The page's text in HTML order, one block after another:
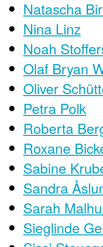
Natascha
Nina Linz
Noah
Olaf Bryan
Oliver
Petra Polk
Roberta
Roxane
Sabine
Sandra
Sarah
Sieglinde